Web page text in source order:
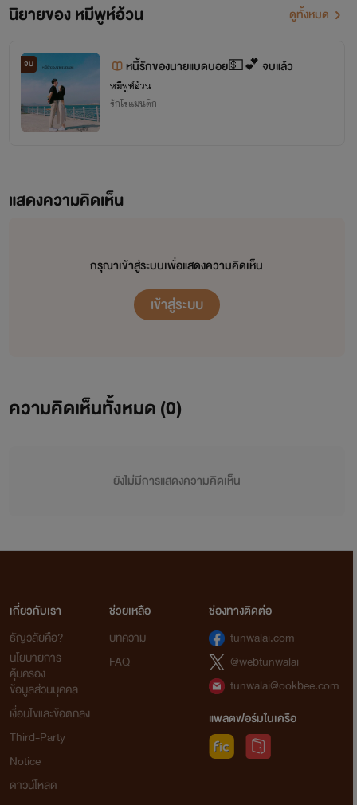
นิยายของ หมีพูห์อ้วน ดูทั้งหมด
จบ หนี้รักของนายแบดบอย💵💕 จบแล้ว
หมีพูห์อ้วน
รักโรแมนติก
แสดงความคิดเห็น
กรุณาเข้าสู่ระบบเพื่อแสดงความคิดเห็น
เข้าสู่ระบบ
ความคิดเห็นทั้งหมด (0)
ยังไม่มีการแสดงความคิดเห็น
เกี่ยวกับเรา
ธัญวลัยคือ?
นโยบายการ
คุ้มครอง
ข้อมูลส่วนบุคคล
เงื่อนไขและข้อตกลง
Third-Party
Notice
ดาวน์โหลด
ช่วยเหลือ
บทความ
FAQ
ช่องทางติดต่อ
tunwalai.com
@webtunwalai
tunwalai@ookbee.com
แพลตฟอร์มในเครือ